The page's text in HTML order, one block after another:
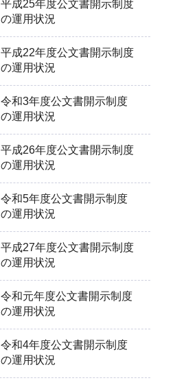
平成25年度公文書開示制度
の運用状況
平成22年度公文書開示制度
の運用状況
令和3年度公文書開示制度
の運用状況
平成26年度公文書開示制度
の運用状況
令和5年度公文書開示制度
の運用状況
平成27年度公文書開示制度
の運用状況
令和元年度公文書開示制度
の運用状況
令和4年度公文書開示制度
の運用状況